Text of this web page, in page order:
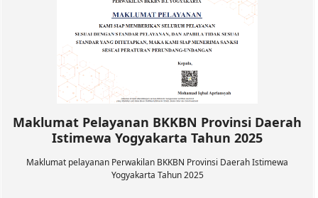
Maklumat Pelayanan BKKBN Provinsi Daerah
Istimewa Yogyakarta Tahun 2025
Maklumat pelayanan Perwakilan BKKBN Provinsi Daerah Istimewa
Yogyakarta Tahun 2025